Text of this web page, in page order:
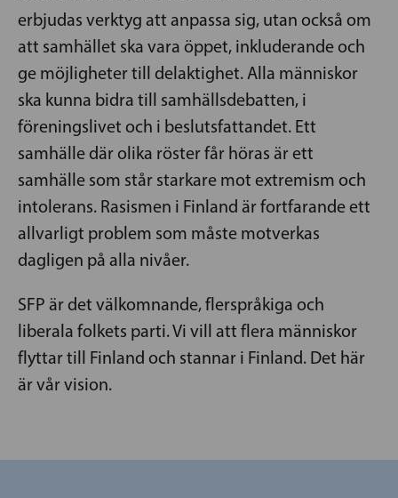
erbjudas verktyg att anpassa sig, utan också om
att samhället ska vara öppet, inkluderande och
ge möjligheter till delaktighet. Alla människor
ska kunna bidra till samhällsdebatten, i
föreningslivet och i beslutsfattandet. Ett
samhälle där olika röster får höras är ett
samhälle som står starkare mot extremism och
intolerans. Rasismen i Finland är fortfarande ett
allvarligt problem som måste motverkas
dagligen på alla nivåer.
SFP är det välkomnande, flerspråkiga och
liberala folkets parti. Vi vill att flera människor
flyttar till Finland och stannar i Finland. Det här
är vår vision.